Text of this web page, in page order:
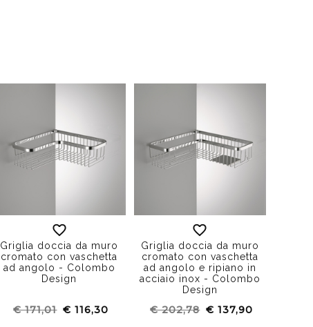
Griglia doccia da muro
cromato con vaschetta
ad angolo - Colombo
Design
€ 171,01 € 116,30
Griglia doccia da muro
cromato con vaschetta
ad angolo e ripiano in
acciaio inox - Colombo
Design
€ 202,78 € 137,90